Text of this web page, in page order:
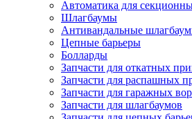
Автоматика для
Шлагбаумы
Антивандальные
Цепные барьеры
Болларды
Запчасти для откатных
Запчасти для распашных
Запчасти для гаражных
Запчасти для шлагбаумов